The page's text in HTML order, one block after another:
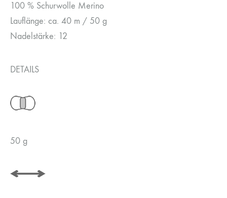
100 % Schurwolle Merino
Lauflänge: ca. 40 m / 50 g
Nadelstärke: 12
DETAILS
50 g